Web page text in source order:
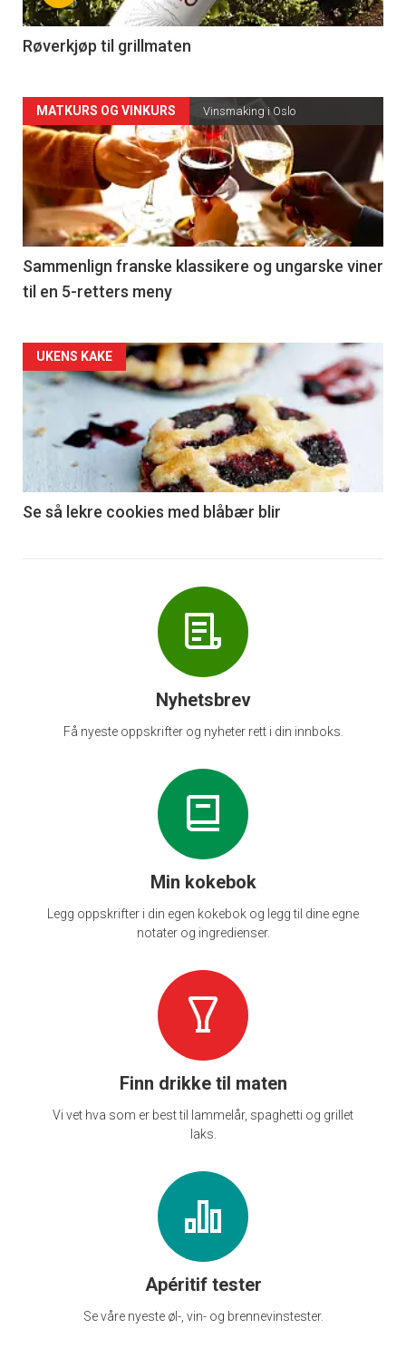
-
4
Røverkjøp til grillmaten
Forsiden
akkurat
nå
-
5
MATKURS OG VINKURS Vinsmaking i Oslo
Sammenlign franske klassikere og ungarske viner
til en 5-retters meny
Forsiden
akkurat
nå
6
UKENS KAKE
Se så lekre cookies med blåbær blir
Nyhetsbrev
Få nyeste oppskrifter og nyheter rett i din innboks.
Min kokebok
Legg oppskrifter i din egen kokebok og legg til dine egne
notater og ingredienser.
Finn drikke til maten
Vi vet hva som er best til lammelår, spaghetti og grillet
laks.
Apéritif tester
Se våre nyeste øl-, vin- og brennevinstester.